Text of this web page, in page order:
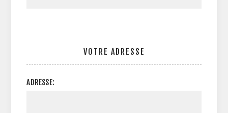
VOTRE ADRESSE
ADRESSE: